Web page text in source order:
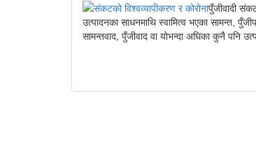
पुँजीवादी
उत्पादनका साधनमाथि स्वामित्व भएका सामन्त,
सामन्तवाद, पुँजीवाद वा योभन्दा अघिका कुनै पनि